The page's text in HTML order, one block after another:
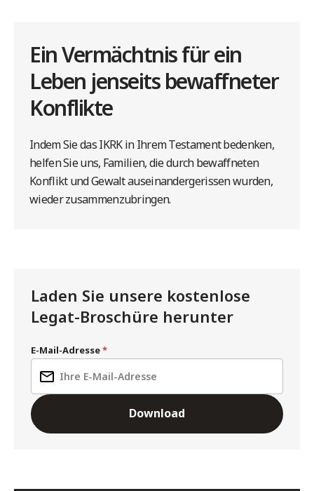
Ein Vermächtnis für ein
Leben jenseits bewaffneter
Konflikte
Indem Sie das IKRK in Ihrem Testament bedenken,
helfen Sie uns, Familien, die durch bewaffneten
Konflikt und Gewalt auseinandergerissen wurden,
wieder zusammenzubringen.
Laden Sie unsere kostenlose
Legat-Broschüre herunter
E-Mail-Adresse
Download